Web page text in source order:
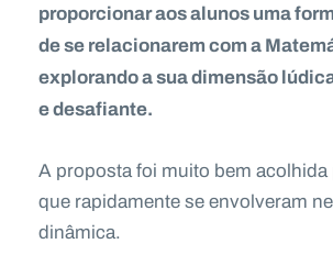
proporcionar aos alunos uma
de se relacionarem com a
explorando a sua dimensão
e desafiante.
A proposta foi muito bem
que rapidamente se envolveram
dinâmica.